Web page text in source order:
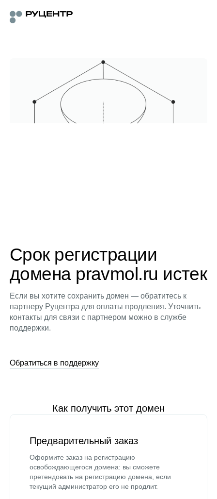
Срок регистрации
домена pravmol.ru истек
Если вы хотите сохранить домен — обратитесь к
партнеру Руцентра для оплаты продления. Уточнить
контакты для связи с партнером можно в службе
поддержки.
Обратиться в поддержку
Как получить этот домен
Предварительный заказ
Оформите заказ на регистрацию
освобождающегося домена: вы сможете
претендовать на регистрацию домена, если
текущий администратор его не продлит.